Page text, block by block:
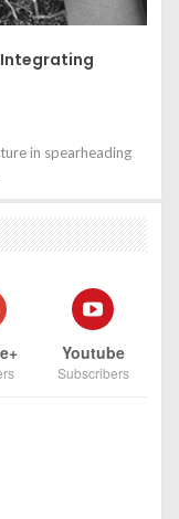
in spearheading
Youtube
Subscribers